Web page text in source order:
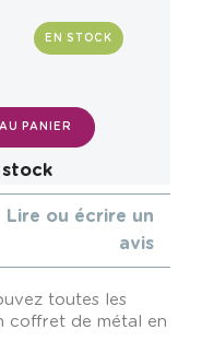
EN STOCK
PANIER
stock
Lire ou écrire un
avis
toutes les
coffret de métal en